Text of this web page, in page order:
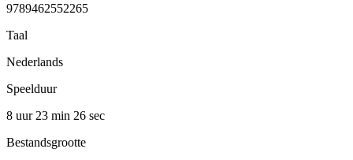
9789462552265
Taal
Nederlands
Speelduur
8 uur 23 min 26 sec
Bestandsgrootte